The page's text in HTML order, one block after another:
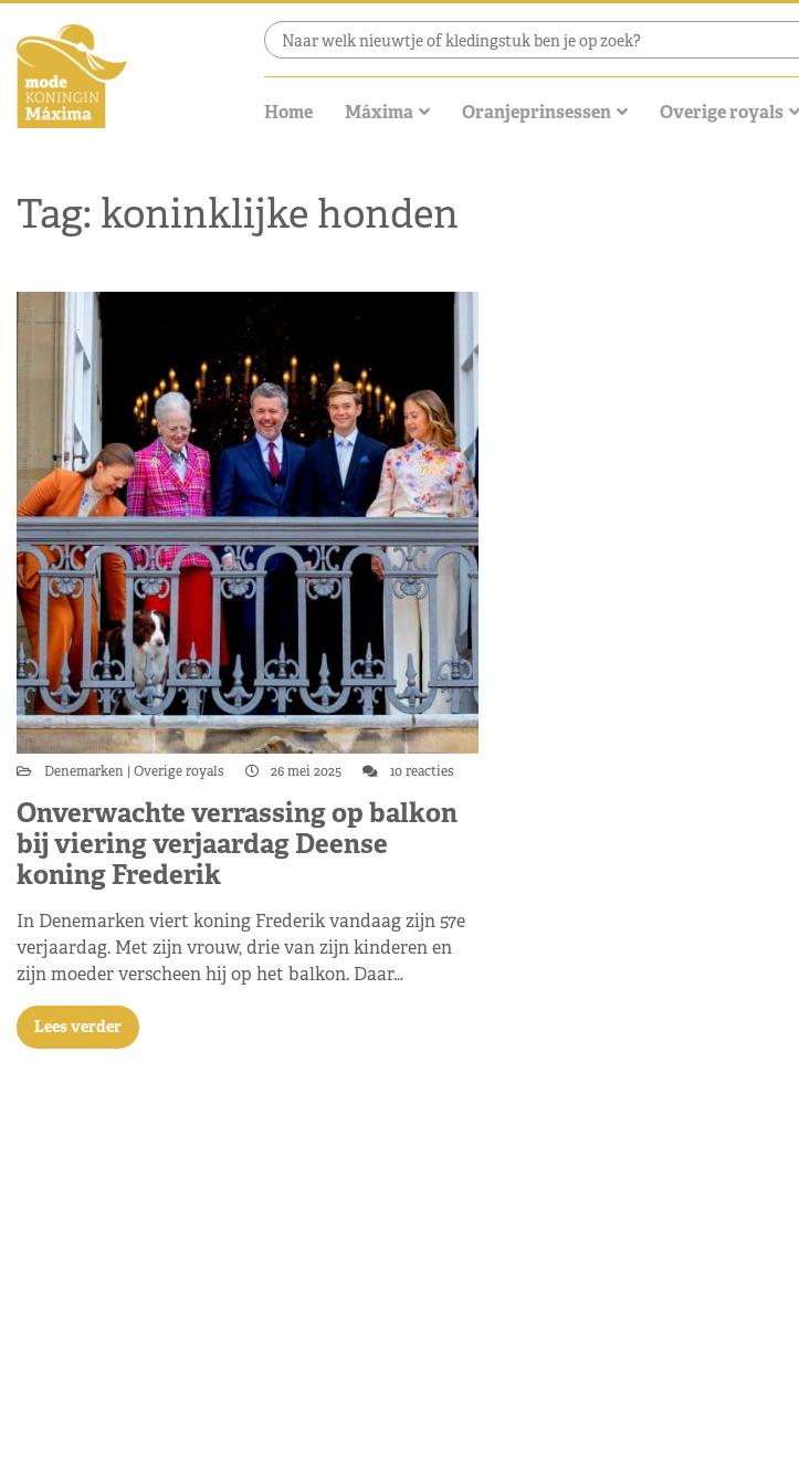
Home Máxima Oranjeprinsessen Overige royals
Tag: koninklijke honden
Denemarken Overige royals 26 mei 2025 10 reacties
Onverwachte verrassing op balkon
bij viering verjaardag Deense
koning Frederik
In Denemarken viert koning Frederik vandaag zijn 57e
verjaardag. Met zijn vrouw, drie van zijn kinderen en
zijn moeder verscheen hij op het balkon. Daar…
Lees verder